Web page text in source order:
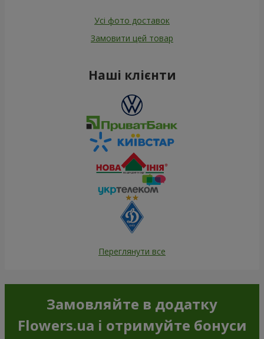
Усі фото доставок
Замовити цей товар
Наші клієнти
Переглянути все
Замовляйте в додатку
Flowers.ua і отримуйте бонуси